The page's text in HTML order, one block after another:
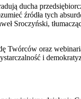
ducha
źródła tych
Sroczyński,
Twórców oraz
i